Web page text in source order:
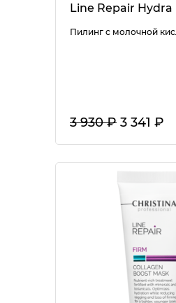
Пилинг с молочной
3 930 ₽ 3 341 ₽